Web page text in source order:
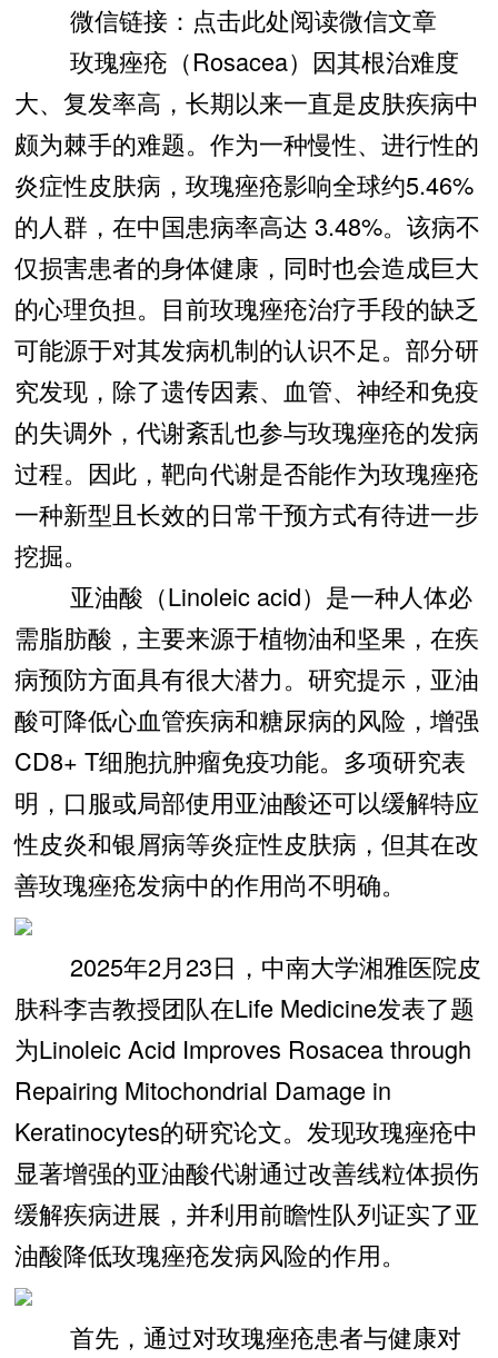
微信链接：点击此处阅读微信文章
玫瑰痤疮（Rosacea）因其根治难度
大、复发率高，长期以来一直是皮肤疾病中
颇为棘手的难题。作为一种慢性、进行性的
炎症性皮肤病，玫瑰痤疮影响全球约5.46%
的人群，在中国患病率高达 3.48%。该病不
仅损害患者的身体健康，同时也会造成巨大
的心理负担。目前玫瑰痤疮治疗手段的缺乏
可能源于对其发病机制的认识不足。部分研
究发现，除了遗传因素、血管、神经和免疫
的失调外，代谢紊乱也参与玫瑰痤疮的发病
过程。因此，靶向代谢是否能作为玫瑰痤疮
一种新型且长效的日常干预方式有待进一步
挖掘。
亚油酸（Linoleic acid）是一种人体必
需脂肪酸，主要来源于植物油和坚果，在疾
病预防方面具有很大潜力。研究提示，亚油
酸可降低心血管疾病和糖尿病的风险，增强
CD8+ T细胞抗肿瘤免疫功能。多项研究表
明，口服或局部使用亚油酸还可以缓解特应
性皮炎和银屑病等炎症性皮肤病，但其在改
善玫瑰痤疮发病中的作用尚不明确。
2025年2月23日，中南大学湘雅医院皮
肤科李吉教授团队在Life Medicine发表了题
为Linoleic Acid Improves Rosacea through
Repairing Mitochondrial Damage in
Keratinocytes的研究论文。发现玫瑰痤疮中
显著增强的亚油酸代谢通过改善线粒体损伤
缓解疾病进展，并利用前瞻性队列证实了亚
油酸降低玫瑰痤疮发病风险的作用。
首先，通过对玫瑰痤疮患者与健康对